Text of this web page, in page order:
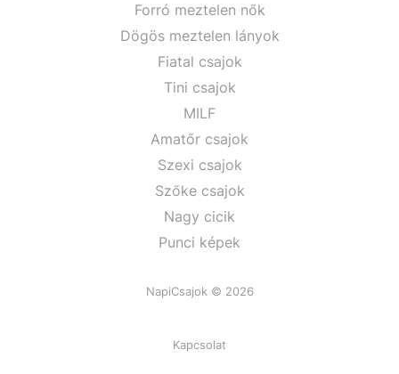
Forró meztelen nők
Dögös meztelen lányok
Fiatal csajok
Tini csajok
MILF
Amatőr csajok
Szexi csajok
Szőke csajok
Nagy cicik
Punci képek
NapiCsajok © 2026
Kapcsolat